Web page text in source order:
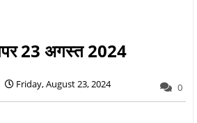
23 अगस्त 2024
Friday, August 23, 2024 0